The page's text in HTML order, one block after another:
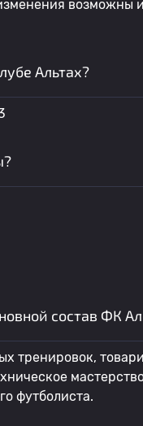
возможны
Альтах?
состав ФК
тренировок,
футболиста.